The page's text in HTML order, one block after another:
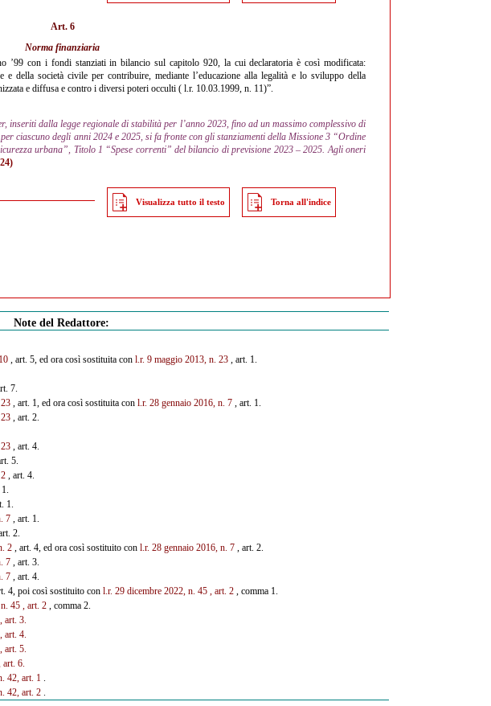
Art. 6
Norma finanziaria
’99 con i fondi stanziati in bilancio sul capitolo 920, la cui declaratoria è così modificata:
della società civile per contribuire, mediante l’educazione alla legalità e lo sviluppo della
e diffusa e contro i diversi poteri occulti ( l.r. 10.03.1999, n. 11)”.
dalla legge regionale di stabilità per l’anno 2023, fino ad un massimo complessivo di
ciascuno degli anni 2024 e 2025, si fa fronte con gli stanziamenti della Missione 3 “Ordine
urbana”, Titolo 1 “Spese correnti” del bilancio di previsione 2023 – 2025. Agli oneri
Visualizza tutto il testo Torna all'indice
Note del Redattore:
, art. 5, ed ora così sostituita con l.r. 9 maggio 2013, n. 23, art. 1.
7.
, art. 1, ed ora così sostituita con l.r. 28 gennaio 2016, n. 7, art. 1.
, art. 2.
, art. 4.
5.
, art. 4.
1.
7, art. 1.
2.
2, art. 4, ed ora così sostituito con l.r. 28 gennaio 2016, n. 7, art. 2.
7, art. 3.
7, art. 4.
4, poi così sostituito con l.r. 29 dicembre 2022, n. 45 , art. 2, comma 1.
45 , art. 2, comma 2.
, art. 3.
, art. 4.
, art. 5.
art. 6.
42, art. 1.
42, art. 2.